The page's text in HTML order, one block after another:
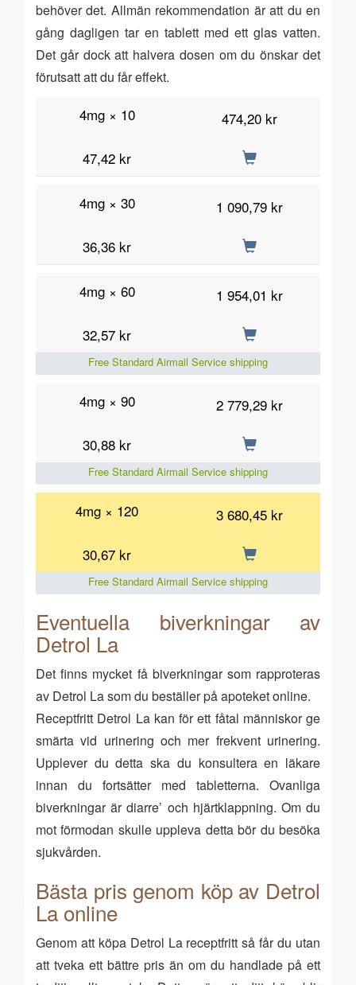
behöver det. Allmän rekommendation är att du en
gång dagligen tar en tablett med ett glas vatten.
Det går dock att halvera dosen om du önskar det
förutsatt att du får effekt.
4mg × 10
474,20 kr
47,42 kr
4mg × 30
1 090,79 kr
36,36 kr
4mg × 60
1 954,01 kr
32,57 kr
Free Standard Airmail Service shipping
4mg × 90
2 779,29 kr
30,88 kr
Free Standard Airmail Service shipping
4mg × 120
3 680,45 kr
30,67 kr
Free Standard Airmail Service shipping
Eventuella biverkningar av
Detrol La
Det finns mycket få biverkningar som rapproteras
av Detrol La som du beställer på apoteket online.
Receptfritt Detrol La kan för ett fåtal människor ge
smärta vid urinering och mer frekvent urinering.
Upplever du detta ska du konsultera en läkare
innan du fortsätter med tabletterna. Ovanliga
biverkningar är diarre’ och hjärtklappning. Om du
mot förmodan skulle uppleva detta bör du besöka
sjukvården.
Bästa pris genom köp av Detrol
La online
Genom att köpa Detrol La receptfritt så får du utan
att tveka ett bättre pris än om du handlade på ett